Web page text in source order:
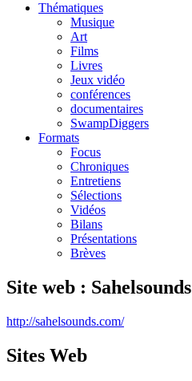
Thématiques
Musique
Art
Films
Livres
Jeux vidéo
conférences
documentaires
SwampDiggers
Formats
Focus
Chroniques
Entretiens
Sélections
Vidéos
Bilans
Présentations
Brèves
Site web : Sahelsounds
http://sahelsounds.com/
Sites Web